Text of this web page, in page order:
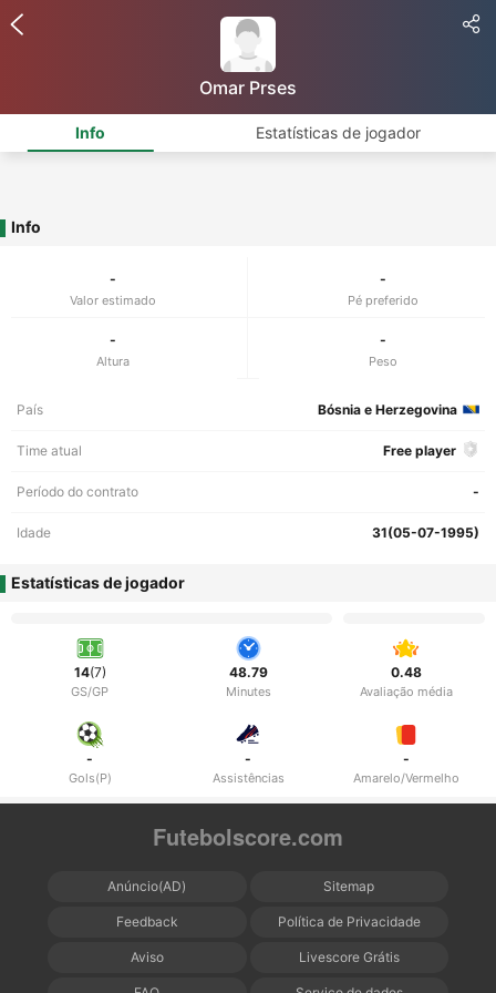
Omar Prses
Info Estatísticas de jogador
Info
-
Valor estimado
-
Pé preferido
-
Altura
-
Peso
País Bósnia e Herzegovina
Time atual Free player
Período do contrato -
Idade 31(05-07-1995)
Estatísticas de jogador
14(7)
GS/GP
48.79
Minutes
0.48
Avaliação média
-
Gols(P)
-
Assistências
-
Amarelo/Vermelho
Futebolscore.com
Anúncio(AD) Sitemap
Feedback Política de Privacidade
Aviso Livescore Grátis